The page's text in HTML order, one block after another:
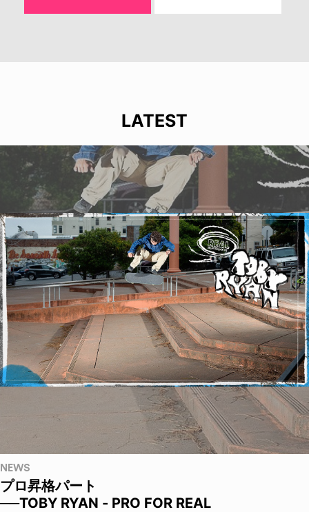
LATEST
NEWS
プロ昇格パート
──TOBY RYAN - PRO FOR REAL